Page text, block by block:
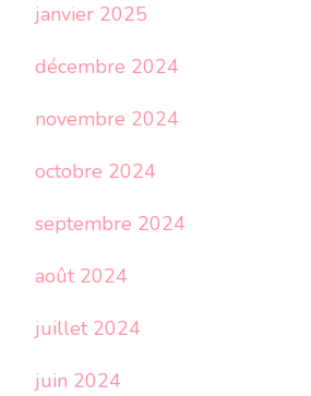
janvier 2025
décembre 2024
novembre 2024
octobre 2024
septembre 2024
août 2024
juillet 2024
juin 2024